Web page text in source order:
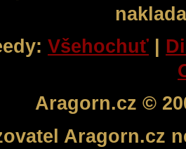
Všehochuť |
Aragorn.cz ©
Aragorn.cz